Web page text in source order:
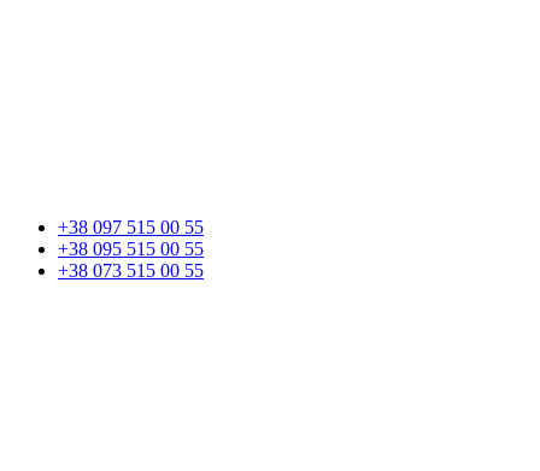
+38 097 515 00 55
+38 095 515 00 55
+38 073 515 00 55